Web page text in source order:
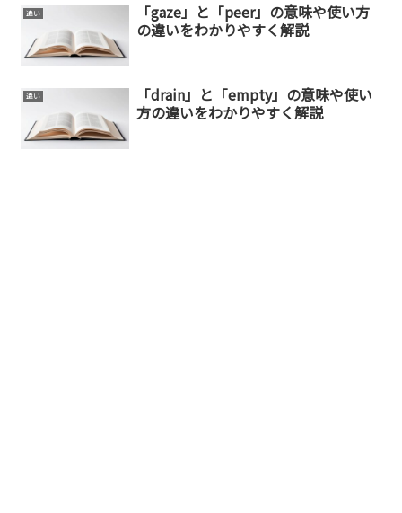
違い
「gaze」と「peer」の意味や使い方
の違いをわかりやすく解説
違い
「drain」と「empty」の意味や使い
方の違いをわかりやすく解説